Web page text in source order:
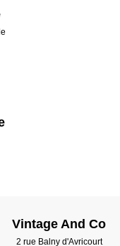
Vintage And Co
2 rue Balny d'Avricourt